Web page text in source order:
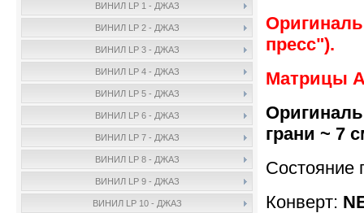
ВИНИЛ LP 1 - ДЖАЗ
ВИНИЛ LP 2 - ДЖАЗ
ВИНИЛ LP 3 - ДЖАЗ
ВИНИЛ LP 4 - ДЖАЗ
ВИНИЛ LP 5 - ДЖАЗ
ВИНИЛ LP 6 - ДЖАЗ
ВИНИЛ LP 7 - ДЖАЗ
ВИНИЛ LP 8 - ДЖАЗ
ВИНИЛ LP 9 - ДЖАЗ
ВИНИЛ LP 10 - ДЖАЗ
пресс").
Матpицы
грани ~ 7
Состояние
Конверт: